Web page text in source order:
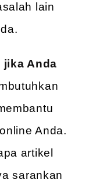
lain
Anda
Anda.
artikel
sarankan